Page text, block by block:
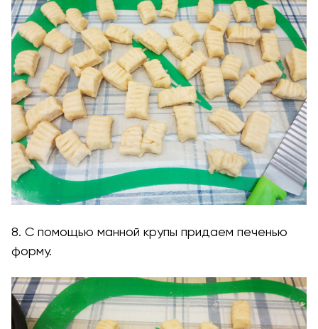
8. С помощью манной крупы придаем печенью
форму.